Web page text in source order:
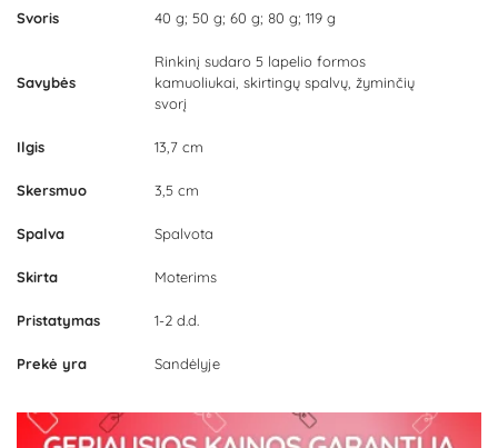
Svoris 40 g; 50 g; 60 g; 80 g; 119 g
Savybės
Rinkinį sudaro 5 lapelio formos
kamuoliukai, skirtingų spalvų, žyminčių
svorį
Ilgis 13,7 cm
Skersmuo 3,5 cm
Spalva Spalvota
Skirta Moterims
Pristatymas 1-2 d.d.
Prekė yra Sandėlyje